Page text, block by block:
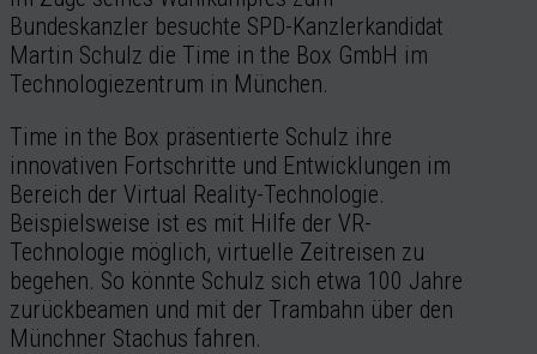
Bundeskanzler besuchte SPD-Kanzlerkandidat
Martin Schulz die Time in the Box GmbH im
Technologiezentrum in München.
Time in the Box präsentierte Schulz ihre
innovativen Fortschritte und Entwicklungen im
Bereich der Virtual Reality-Technologie.
Beispielsweise ist es mit Hilfe der VR-
Technologie möglich, virtuelle Zeitreisen zu
begehen. So könnte Schulz sich etwa 100 Jahre
zurückbeamen und mit der Trambahn über den
Münchner Stachus fahren.